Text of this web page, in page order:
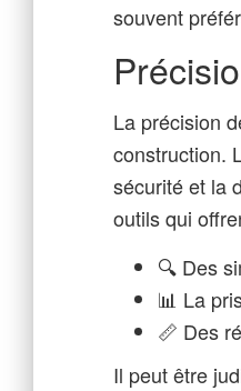
souvent
La précision
construction.
sécurité et la
outils qui
🔍 Des
📊 La
📏 Des
Il peut être